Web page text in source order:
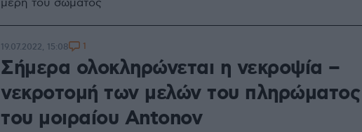
μέρη του σώματος
Σήμερα ολοκληρώνεται η νεκροψία –
νεκροτομή των μελών του πληρώματος
του μοιραίου Antonov
19.07.2022, 15:08 1